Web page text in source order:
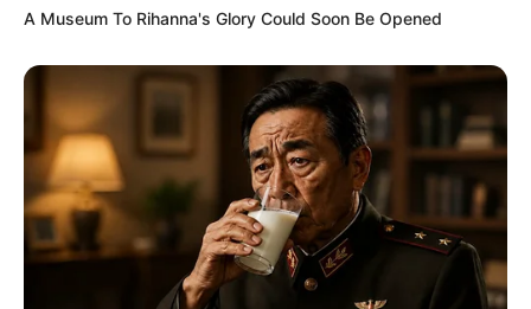
A Museum To Rihanna's Glory Could Soon Be Opened